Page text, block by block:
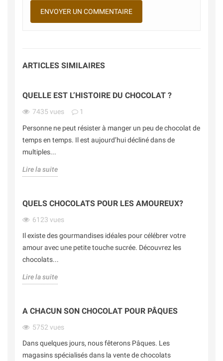
ARTICLES SIMILAIRES
QUELLE EST L’HISTOIRE DU CHOCOLAT ?
7435 vues 1
Personne ne peut résister à manger un peu de chocolat de
temps en temps. Il est aujourd’hui décliné dans de
multiples...
Lire la suite
QUELS CHOCOLATS POUR LES AMOUREUX?
6123 vues
Il existe des gourmandises idéales pour célébrer votre
amour avec une petite touche sucrée. Découvrez les
chocolats...
Lire la suite
A CHACUN SON CHOCOLAT POUR PÂQUES
5752 vues
Dans quelques jours, nous fêterons Pâques. Les
magasins spécialisés dans la vente de chocolats